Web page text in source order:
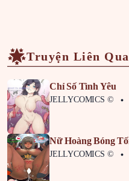
Truyện Liên
Chỉ Số Tình Yêu
JELLYCOMICS ©
Nữ Hoàng Bóng
JELLYCOMICS ©